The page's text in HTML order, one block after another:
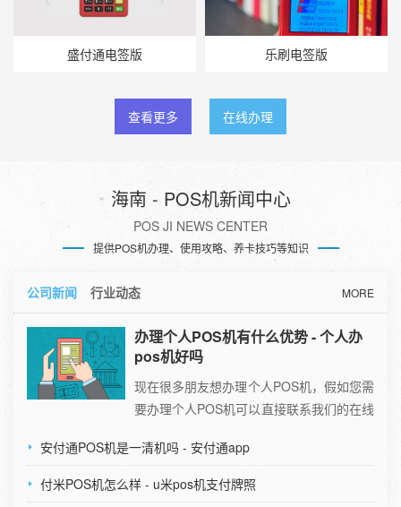
盛付通电签版 乐刷电签版
查看更多 在线办理
海南 - POS机新闻中心
POS JI NEWS CENTER
提供POS机办理、使用攻略、养卡技巧等知识
MORE
公司新闻 行业动态
办理个人POS机有什么优势 - 个人办
pos机好吗
现在很多朋友想办理个人POS机，假如您需
要办理个人POS机可以直接联系我们的在线
安付通POS机是一清机吗 - 安付通app
付米POS机怎么样 - u米pos机支付牌照